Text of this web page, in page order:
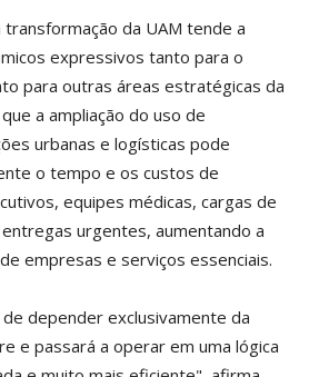
transformação da UAM tende a
expressivos tanto para o
para outras áreas estratégicas da
a ampliação do uso de
urbanas e logísticas pode
o tempo e os custos de
equipes médicas, cargas de
urgentes, aumentando a
empresas e serviços essenciais.
depender exclusivamente da
e passará a operar em uma lógica